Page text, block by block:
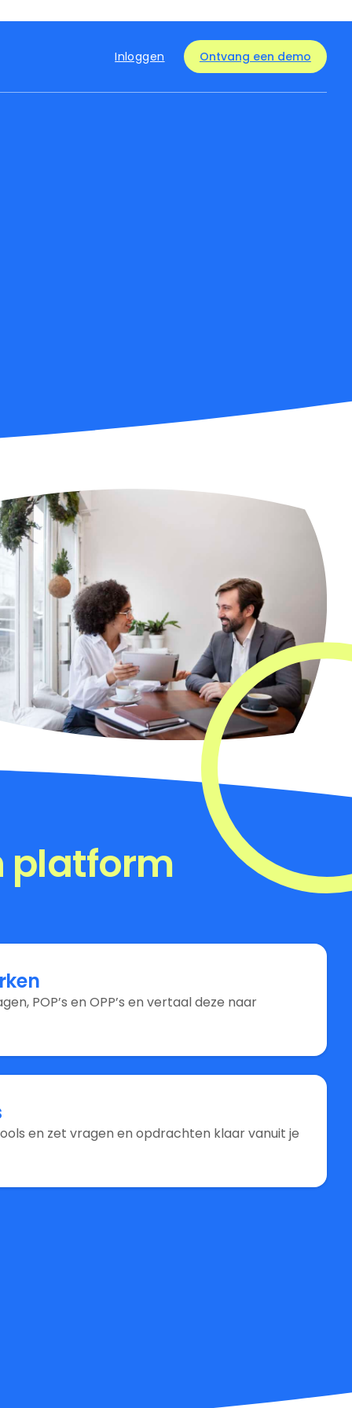
Inloggen Ontvang een demo
platform
POP’s en OPP’s en vertaal deze naar
en zet vragen en opdrachten klaar vanuit je